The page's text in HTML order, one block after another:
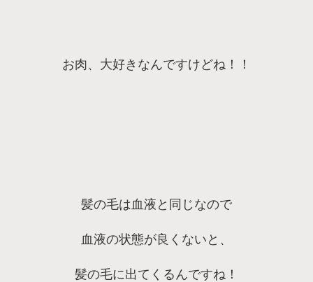
お肉、大好きなんですけどね！！
髪の毛は血液と同じなので
血液の状態が良くないと、
髪の毛に出てくるんですね！